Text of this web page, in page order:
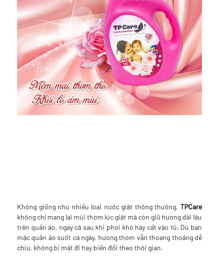
Không giống như nhiều loại nước giặt thông thường, TPCare
không chỉ mang lại mùi thơm lúc giặt mà còn giữ hương dài lâu
trên quần áo, ngay cả sau khi phơi khô hay cất vào tủ. Dù bạn
mặc quần áo suốt cả ngày, hương thơm vẫn thoang thoảng dễ
chịu, không bị mất đi hay biến đổi theo thời gian.